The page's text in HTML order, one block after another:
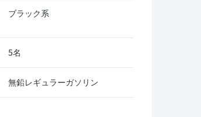
ブラック系
5名
無鉛レギュラーガソリン